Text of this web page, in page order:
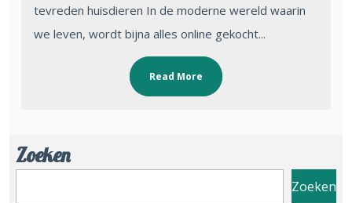
tevreden huisdieren In de moderne wereld waarin
we leven, wordt bijna alles online gekocht...
Read More
Zoeken
Zoeken